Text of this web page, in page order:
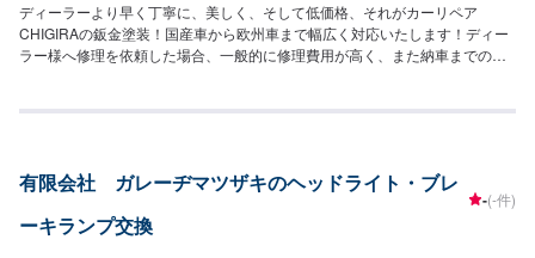
ディーラーより早く丁寧に、美しく、そして低価格、それがカーリペア
CHIGIRAの鈑金塗装！国産車から欧州車まで幅広く対応いたします！ディー
ラー様へ修理を依頼した場合、一般的に修理費用が高く、また納車までの時
理を部品交換で対応してしまうから。私たちなら自社工場で即施工し、でき
い！--------------------------------------------------【1】オファーにてお問い合わせ
【2】お見積り【3】お見積りにご納得いただければ作業開始【4】仕上がり
次第納車□納期について□最短30分程度で納車いたします。車種や交換内容に
有限会社 ガレーヂマツザキのヘッドライト・ブレ
ーキランプ交換
-(-件)